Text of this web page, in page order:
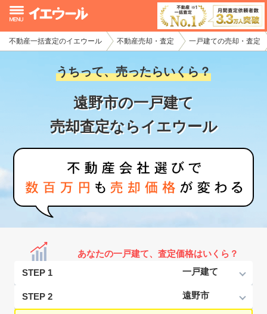
不動産一括査定のイエウール 不動産売却・査定 一戸建ての売却・査定
うちって、売ったらいくら？
遠野市の一戸建て
売却査定ならイエウール
あなたの一戸建て、査定価格はいくら？
STEP 1
STEP 2
イエウール加盟希望の不動産会社様
初めての方へ
不動産売却の流れ
不動産の売却・一括査定
家査定シミュレーター
お問い合わせ